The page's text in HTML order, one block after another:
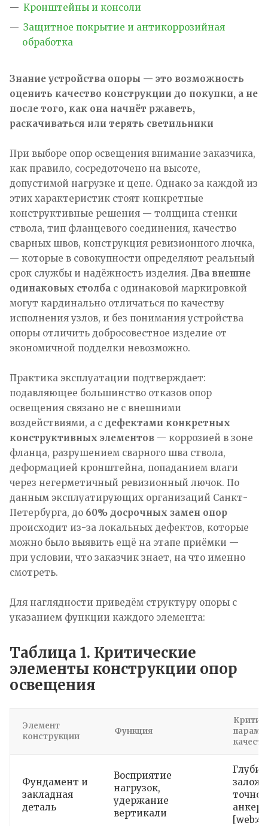
Кронштейны и консоли
Защитное покрытие и антикоррозийная
обработка
Знание устройства опоры — это возможность
оценить качество конструкции до покупки, а не
после того, как она начнёт ржаветь,
раскачиваться или терять светильники
При выборе опор освещения внимание заказчика,
как правило, сосредоточено на высоте,
допустимой нагрузке и цене. Однако за каждой из
этих характеристик стоят конкретные
конструктивные решения — толщина стенки
ствола, тип фланцевого соединения, качество
сварных швов, конструкция ревизионного лючка,
— которые в совокупности определяют реальный
срок службы и надёжность изделия. Два внешне
одинаковых столба с одинаковой маркировкой
могут кардинально отличаться по качеству
исполнения узлов, и без понимания устройства
опоры отличить добросовестное изделие от
экономичной подделки невозможно.
Практика эксплуатации подтверждает:
подавляющее большинство отказов опор
освещения связано не с внешними
воздействиями, а с дефектами конкретных
конструктивных элементов — коррозией в зоне
фланца, разрушением сварного шва ствола,
деформацией кронштейна, попаданием влаги
через негерметичный ревизионный лючок. По
данным эксплуатирующих организаций Санкт-
Петербурга, до 60% досрочных замен опор
происходит из-за локальных дефектов, которые
можно было выявить ещё на этапе приёмки —
при условии, что заказчик знает, на что именно
смотреть.
Для наглядности приведём структуру опоры с
указанием функции каждого элемента:
Таблица 1. Критические
элементы конструкции опор
освещения
Элемент
конструкции
Функция
Фундамент и
закладная
деталь
Восприятие
нагрузок,
удержание
вертикали